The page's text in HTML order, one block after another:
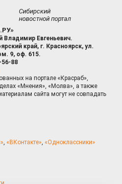
Сибирский
новостной портал
Владимир Евгеньевич.
край, г. Красноярск, ул.
9, оф. 615.
56-88
на портале «Красраб»,
«Мнения», «Молва», а также
сайта могут не совпадать
, «ВКонтакте», «Одноклассники»